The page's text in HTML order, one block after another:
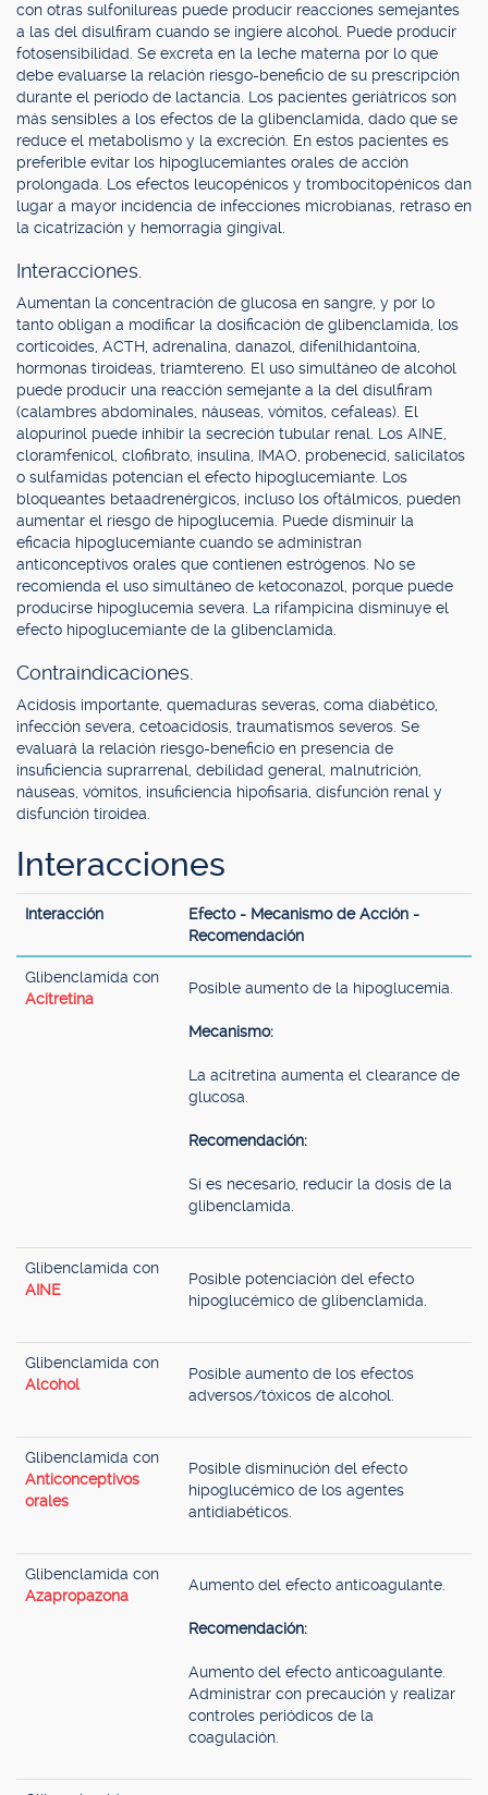
con otras sulfonilureas puede producir reacciones semejantes
a las del disulfiram cuando se ingiere alcohol. Puede producir
fotosensibilidad. Se excreta en la leche materna por lo que
debe evaluarse la relación riesgo-beneficio de su prescripción
durante el período de lactancia. Los pacientes geriátricos son
más sensibles a los efectos de la glibenclamida, dado que se
reduce el metabolismo y la excreción. En estos pacientes es
preferible evitar los hipoglucemiantes orales de acción
prolongada. Los efectos leucopénicos y trombocitopénicos dan
lugar a mayor incidencia de infecciones microbianas, retraso en
la cicatrización y hemorragia gingival.
Interacciones.
Aumentan la concentración de glucosa en sangre, y por lo
tanto obligan a modificar la dosificación de glibenclamida, los
corticoides, ACTH, adrenalina, danazol, difenilhidantoína,
hormonas tiroideas, triamtereno. El uso simultáneo de alcohol
puede producir una reacción semejante a la del disulfiram
(calambres abdominales, náuseas, vómitos, cefaleas). El
alopurinol puede inhibir la secreción tubular renal. Los AINE,
cloramfenicol, clofibrato, insulina, IMAO, probenecid, salicilatos
o sulfamidas potencian el efecto hipoglucemiante. Los
bloqueantes betaadrenérgicos, incluso los oftálmicos, pueden
aumentar el riesgo de hipoglucemia. Puede disminuir la
eficacia hipoglucemiante cuando se administran
anticonceptivos orales que contienen estrógenos. No se
recomienda el uso simultáneo de ketoconazol, porque puede
producirse hipoglucemia severa. La rifampicina disminuye el
efecto hipoglucemiante de la glibenclamida.
Contraindicaciones.
Acidosis importante, quemaduras severas, coma diabético,
infección severa, cetoacidosis, traumatismos severos. Se
evaluará la relación riesgo-beneficio en presencia de
insuficiencia suprarrenal, debilidad general, malnutrición,
náuseas, vómitos, insuficiencia hipofisaria, disfunción renal y
disfunción tiroidea.
Interacciones
Interacción
Efecto - Mecanismo de Acción -
Recomendación
Glibenclamida con
Acitretina
Posible aumento de la hipoglucemia.
Mecanismo:
La acitretina aumenta el clearance de
glucosa.
Recomendación:
Si es necesario, reducir la dosis de la
glibenclamida.
Glibenclamida con
AINE
Posible potenciación del efecto
hipoglucémico de glibenclamida.
Glibenclamida con
Alcohol
Posible aumento de los efectos
adversos/tóxicos de alcohol.
Glibenclamida con
Anticonceptivos
orales
Posible disminución del efecto
hipoglucémico de los agentes
antidiabéticos.
Glibenclamida con
Azapropazona
Aumento del efecto anticoagulante.
Recomendación:
Aumento del efecto anticoagulante.
Administrar con precaución y realizar
controles periódicos de la
coagulación.